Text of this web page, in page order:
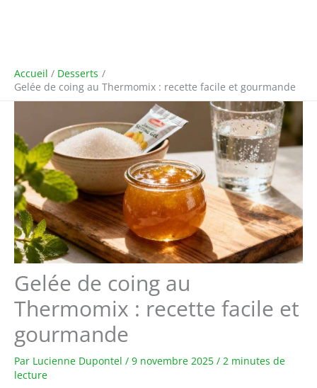
Accueil
Desserts
Gelée de coing au Thermomix : recette facile et gourmande
Gelée de coing au
Thermomix : recette facile et
gourmande
Par Lucienne Dupontel / 9 novembre 2025 / 2 minutes de
lecture